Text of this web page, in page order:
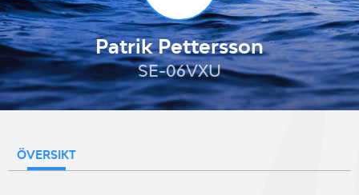
Patrik Pettersson
SE-06VXU
ÖVERSIKT